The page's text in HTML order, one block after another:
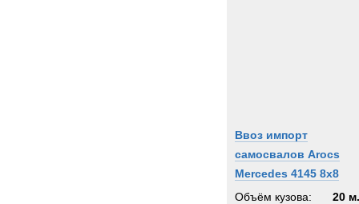
Ввоз импорт
самосвалов Arocs
Mercedes 4145 8x8
Объём кузова:
20